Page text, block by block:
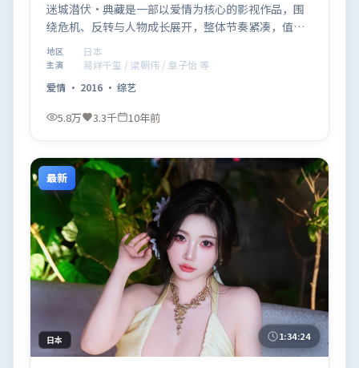
迷城潜伏·典藏是一部以爱情为核心的影视作品，围
绕危机、反转与人物成长展开，整体节奏紧凑，值得
推荐观看。
地区 日本
主演
易烊千玺 / 梁朝伟 / 章子怡 等
爱情 · 2016 · 综艺
5.8万 3.3千 10年前
最新
日本 1:34:24